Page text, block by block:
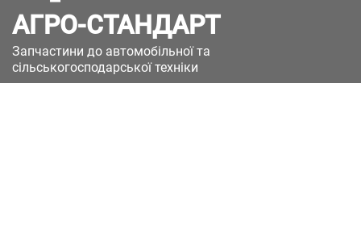
АГРО-СТАНДАРТ
Запчастини до автомобільної та
сільськогосподарської техніки